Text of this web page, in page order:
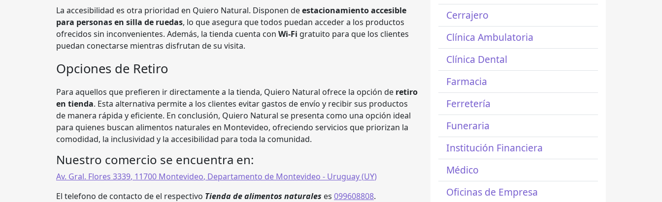
La accesibilidad es otra prioridad en Quiero Natural. Disponen deestacionamiento accesible
para personas en silla de ruedas, lo que asegura que todos puedan acceder a los productos
ofrecidos sin inconvenientes. Además, la tienda cuenta con Wi-Fi gratuito para que los clientes
puedan conectarse mientras disfrutan de su visita.
Opciones de Retiro
Para aquellos que prefieren ir directamente a la tienda, Quiero Natural ofrece la opción de retiro
en tienda. Esta alternativa permite a los clientes evitar gastos de envío y recibir sus productos
de manera rápida y eficiente. En conclusión, Quiero Natural se presenta como una opción ideal
para quienes buscan alimentos naturales en Montevideo, ofreciendo servicios que priorizan la
comodidad, la inclusividad y la accesibilidad para toda la comunidad.
Nuestro comercio se encuentra en:
Av. Gral. Flores 3339, 11700 Montevideo, Departamento de Montevideo - Uruguay (UY)
El telefono de contacto de el respectivo Tienda de alimentos naturales es 099608808.
Cerrajero
Clínica Ambulatoria
Clínica Dental
Farmacia
Ferretería
Funeraria
Institución Financiera
Médico
Oficinas de Empresa